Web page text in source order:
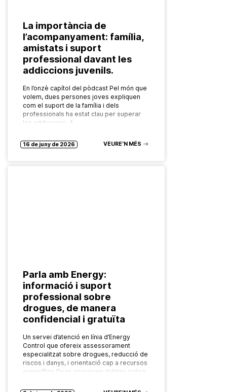
La importància de
l’acompanyament: família,
amistats i suport
professional davant les
addiccions juvenils.
En l’onzè capítol del pòdcast Pel món que
volem, dues persones joves expliquen
com el suport de la família i dels
professionals ha estat clau per superar
les addiccions. A…
16 de juny de 2026 VEURE’N MÉS
Parla amb Energy:
informació i suport
professional sobre
drogues, de manera
confidencial i gratuïta
Un servei d’atenció en línia d’Energy
Control que ofereix assessorament
especialitzat sobre drogues, reducció de
riscos i danys, i orientació cap a recursos
específics Quan apareixen dubtes sobre